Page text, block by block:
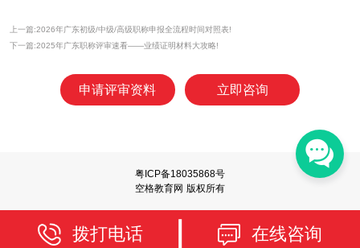
上一篇:2026年广东初级/中级/高级职称申报全流程时间对照表!
下一篇:2025年广东职称评审速看——业绩证明材料大攻略!
申请评审资料 立即咨询
粤ICP备18035868号
空格教育网 版权所有
拨打电话 在线咨询